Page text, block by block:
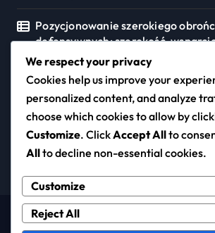
Pozycjonowanie szerokiego
defensywnych: szerokość,
Copyright © All rights reserved|
We respect your privacy
Cookies help us improve your
personalized content, and analyze
choose which cookies to allow by
Customize. ClickAccept Allto
Allto decline non-essential cookies.
Customize
Reject All